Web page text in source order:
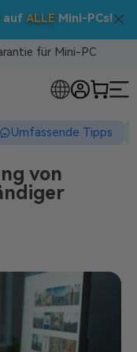
Warenkorb.
für Mini-PC
Umfassende Tipps
von